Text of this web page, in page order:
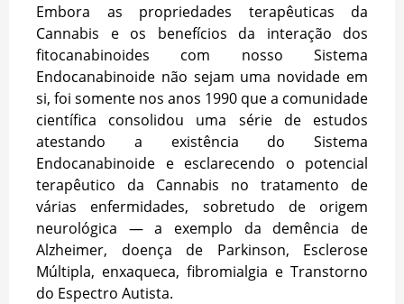
Embora as propriedades terapêuticas da
Cannabis e os benefícios da interação dos
fitocanabinoides com nosso Sistema
Endocanabinoide não sejam uma novidade em
si, foi somente nos anos 1990 que a comunidade
científica consolidou uma série de estudos
atestando a existência do Sistema
Endocanabinoide e esclarecendo o potencial
terapêutico da Cannabis no tratamento de
várias enfermidades, sobretudo de origem
neurológica — a exemplo da demência de
Alzheimer, doença de Parkinson, Esclerose
Múltipla, enxaqueca, fibromialgia e Transtorno
do Espectro Autista.